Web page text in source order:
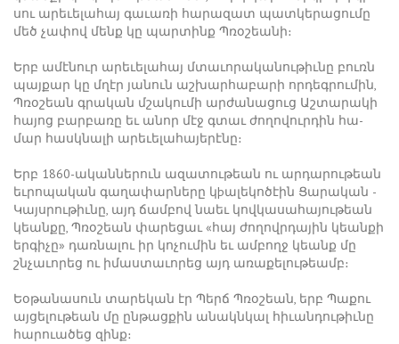
սու ա­րե­ւե­լա­հայ գա­ւա­ռի հա­րա­զատ պատ­կե­րա­ցու­մը
մեծ չա­փով մենք կը պար­տինք Պ­ռօ­շեա­նի։
Երբ ա­մէ­նուր ա­րե­ւե­լա­հայ մտա­ւո­րա­կա­նու­թիւ­նը բուռն
պայ­քար կը մղէր յա­նուն աշ­խար­հա­բա­րի որ­դեգ­րու­մին,
Պ­ռօ­շեան գրա­կան մշա­կու­մի ար­ժա­նա­ցուց Աշ­տա­րա­կի
հա­յոց բար­բա­ռը եւ ա­նոր մէջ գտաւ ժո­ղո­վուր­դին հա­
մար հասկ­նա­լի ա­րե­ւե­լա­հա­յե­րէ­նը։
Երբ 1860-ա­կան­նե­րուն ա­զա­տու­թեան ու ար­դա­րու­թեան
եւ­րո­պա­կան գա­ղա­փար­նե­րը կ­þա­լե­կո­ծէին ­Ցա­րա­կան ­
Կայս­րու­թիւ­նը, այդ ճամ­բով նաեւ կով­կա­սա­հա­յու­թեան
կեան­քը, Պ­ռօ­շեան փա­րե­ցաւ «հայ ժո­ղովր­դա­յին կեան­քի
եր­գի­չը» դառ­նա­լու իր կո­չու­մին եւ ամ­բողջ կեանք մը
շնչա­ւո­րեց ու ի­մաս­տա­ւո­րեց այդ ա­ռա­քե­լու­թեամբ։
Եօ­թա­նա­սուն տա­րե­կան էր ­Պերճ Պ­ռօ­շեան, երբ ­Պա­քու
այ­ցե­լու­թեան մը ըն­թաց­քին ա­նակն­կալ հի­ւան­դու­թիւ­նը
հա­րո­ւա­ծեց զինք։